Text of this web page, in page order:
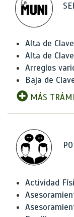
Alta de
Alta de
Arreglos
Baja de
MÁS
Actividad